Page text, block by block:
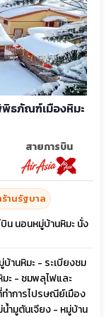
พิธภัณฑ์เมืองหิมะ
สายการบิน
ร้านรัฐบาล
น นอนหมู่บ้านหิมะ นั่ง
านหิมะ - ระเบียงชม
ะ - ชมพลุไฟและ
ำการไปรษณีย์เมือง
ำมูตันเจียง - หมู่บ้าน